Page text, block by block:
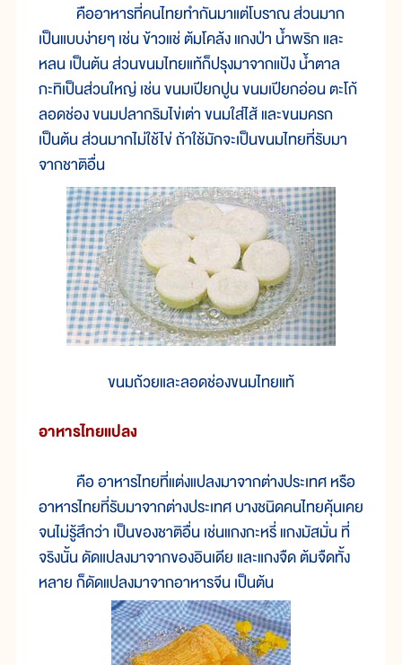
คืออาหารที่คนไทยทำกันมาแต่โบราณ ส่วนมาก
เป็นแบบง่ายๆ เช่น ข้าวแช่ ต้มโคล้ง แกงป่า น้ำพริก และ
หลน เป็นต้น ส่วนขนมไทยแท้ก็ปรุงมาจากแป้ง น้ำตาล
กะทิเป็นส่วนใหญ่ เช่น ขนมเปียกปูน ขนมเปียกอ่อน ตะโก้
ลอดช่อง ขนมปลากริมไข่เต่า ขนมใส่ไส้ และขนมครก
เป็นต้น ส่วนมากไม่ใช้ไข่ ถ้าใช้มักจะเป็นขนมไทยที่รับมา
จากชาติอื่น
ขนมถ้วยและลอดช่องขนมไทยแท้
อาหารไทยแปลง
คือ อาหารไทยที่แต่งแปลงมาจากต่างประเทศ หรือ
อาหารไทยที่รับมาจากต่างประเทศ บางชนิดคนไทยคุ้นเคย
จนไม่รู้สึกว่า เป็นของชาติอื่น เช่นแกงกะหรี่ แกงมัสมั่น ที่
จริงนั้น ดัดแปลงมาจากของอินเดีย และแกงจืด ต้มจืดทั้ง
หลาย ก็ดัดแปลงมาจากอาหารจีน เป็นต้น